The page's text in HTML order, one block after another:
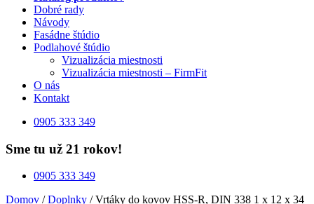
Dobré rady
Návody
Fasádne štúdio
Podlahové štúdio
Vizualizácia miestnosti
Vizualizácia miestnosti – FirmFit
O nás
Kontakt
0905 333 349
Sme tu už 21 rokov!
0905 333 349
Domov /Doplnky / Vrtáky do kovov HSS-R, DIN 338 1 x 12 x 34